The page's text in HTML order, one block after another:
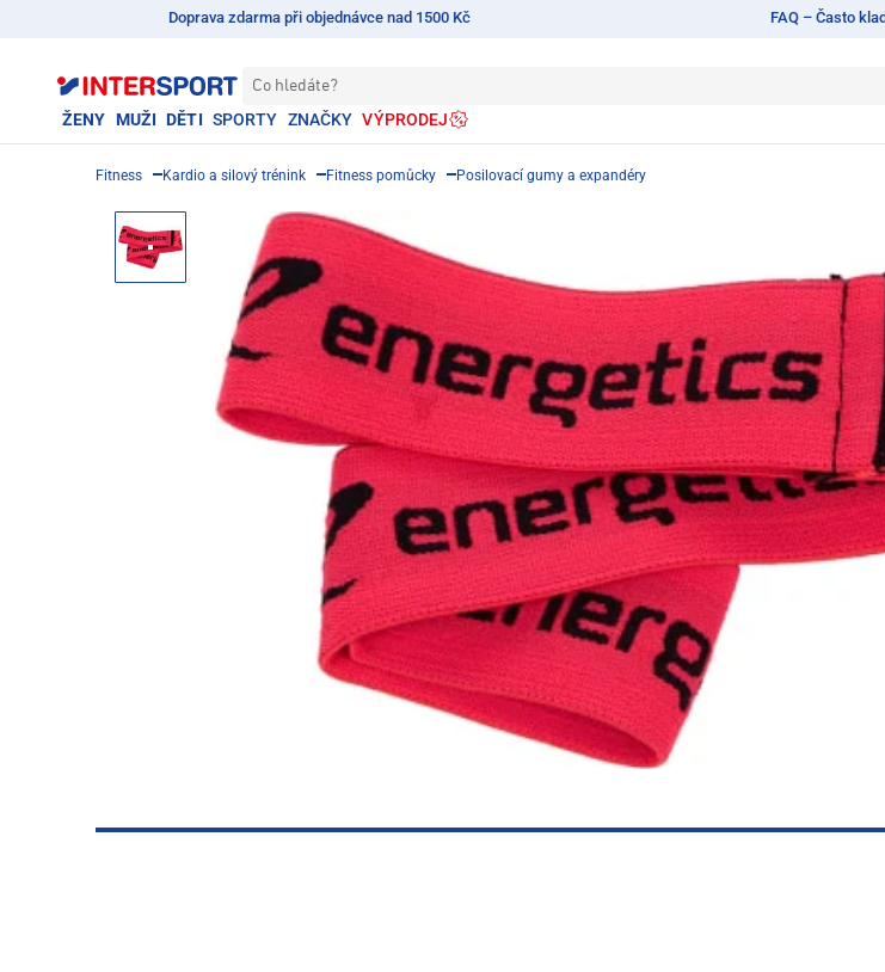
Doprava zdarma při objednávce nad 1500 Kč FAQ – Často
Co hledáte?
ŽENY MUŽI DĚTI SPORTY ZNAČKY VÝPRODEJ
Fitness Kardio a silový trénink Fitness pomůcky Posilovací gumy a expandéry